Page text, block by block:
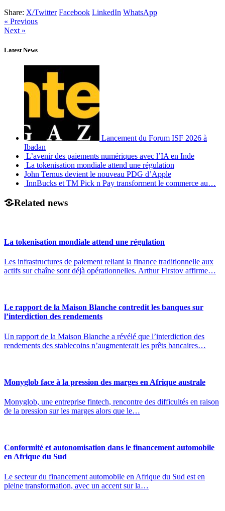
Share: X/Twitter Facebook LinkedIn WhatsApp
« Previous
Next »
Latest News
Lancement du Forum ISF 2026 à
Ibadan
L’avenir des paiements numériques avec l’IA en Inde
La tokenisation mondiale attend une régulation
John Ternus devient le nouveau PDG d’Apple
InnBucks et TM Pick n Pay transforment le commerce au…
Related news
La tokenisation mondiale attend une régulation
Les infrastructures de paiement reliant la finance traditionnelle aux
actifs sur chaîne sont déjà opérationnelles. Arthur Firstov affirme…
Le rapport de la Maison Blanche contredit les banques sur
l’interdiction des rendements
Un rapport de la Maison Blanche a révélé que l’interdiction des
rendements des stablecoins n’augmenterait les prêts bancaires…
Monyglob face à la pression des marges en Afrique australe
Monyglob, une entreprise fintech, rencontre des difficultés en raison
de la pression sur les marges alors que le…
Conformité et autonomisation dans le financement automobile
en Afrique du Sud
Le secteur du financement automobile en Afrique du Sud est en
pleine transformation, avec un accent sur la…